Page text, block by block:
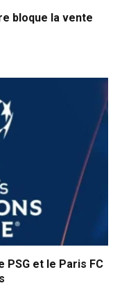
bloque la vente
PSG et le Paris FC